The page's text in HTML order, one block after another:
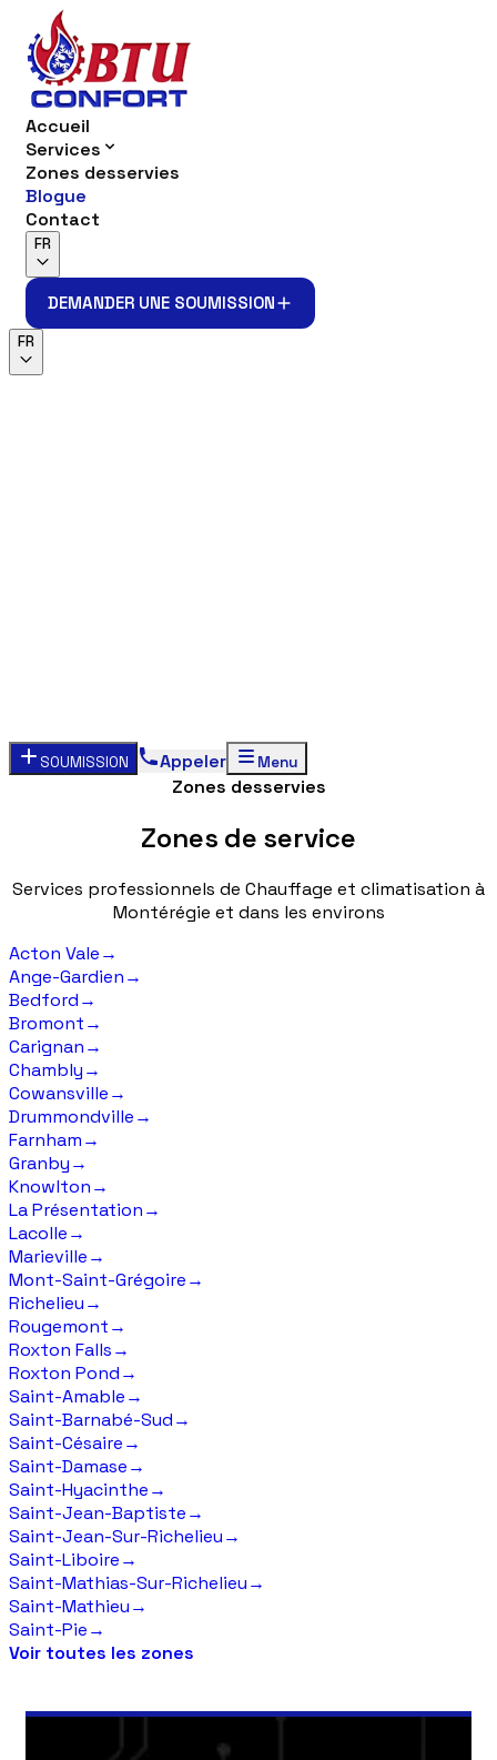
Accueil
Services
Zones desservies
Blogue
Contact
FR
DEMANDER UNE SOUMISSION
FR
SOUMISSION Appeler Menu
Zones desservies
Zones de service
Services professionnels de Chauffage et climatisation à
Montérégie et dans les environs
Acton Vale→
Ange-Gardien→
Bedford→
Bromont→
Carignan→
Chambly→
Cowansville→
Drummondville→
Farnham→
Granby→
Knowlton→
La Présentation→
Lacolle→
Marieville→
Mont-Saint-Grégoire→
Richelieu→
Rougemont→
Roxton Falls→
Roxton Pond→
Saint-Amable→
Saint-Barnabé-Sud→
Saint-Césaire→
Saint-Damase→
Saint-Hyacinthe→
Saint-Jean-Baptiste→
Saint-Jean-Sur-Richelieu→
Saint-Liboire→
Saint-Mathias-Sur-Richelieu→
Saint-Mathieu→
Saint-Pie→
Voir toutes les zones